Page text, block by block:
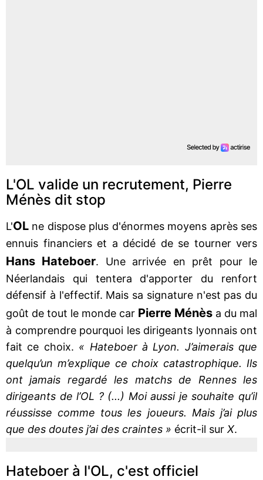
L'OL valide un recrutement, Pierre
Ménès dit stop
L'OL ne dispose plus d'énormes moyens après ses
ennuis financiers et a décidé de se tourner vers
Hans Hateboer. Une arrivée en prêt pour le
Néerlandais qui tentera d'apporter du renfort
défensif à l'effectif. Mais sa signature n'est pas du
goût de tout le monde car Pierre Ménès a du mal
à comprendre pourquoi les dirigeants lyonnais ont
fait ce choix. « Hateboer à Lyon. J’aimerais que
quelqu’un m’explique ce choix catastrophique. Ils
ont jamais regardé les matchs de Rennes les
dirigeants de l’OL ? (...) Moi aussi je souhaite qu’il
réussisse comme tous les joueurs. Mais j’ai plus
que des doutes j’ai des craintes » écrit-il sur X.
Hateboer à l'OL, c'est officiel